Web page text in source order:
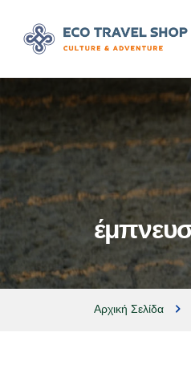
Αρχική Σελίδα